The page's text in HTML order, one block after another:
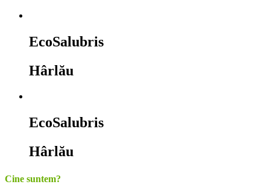
EcoSalubris
Hârlău
EcoSalubris
Hârlău
Cine suntem?